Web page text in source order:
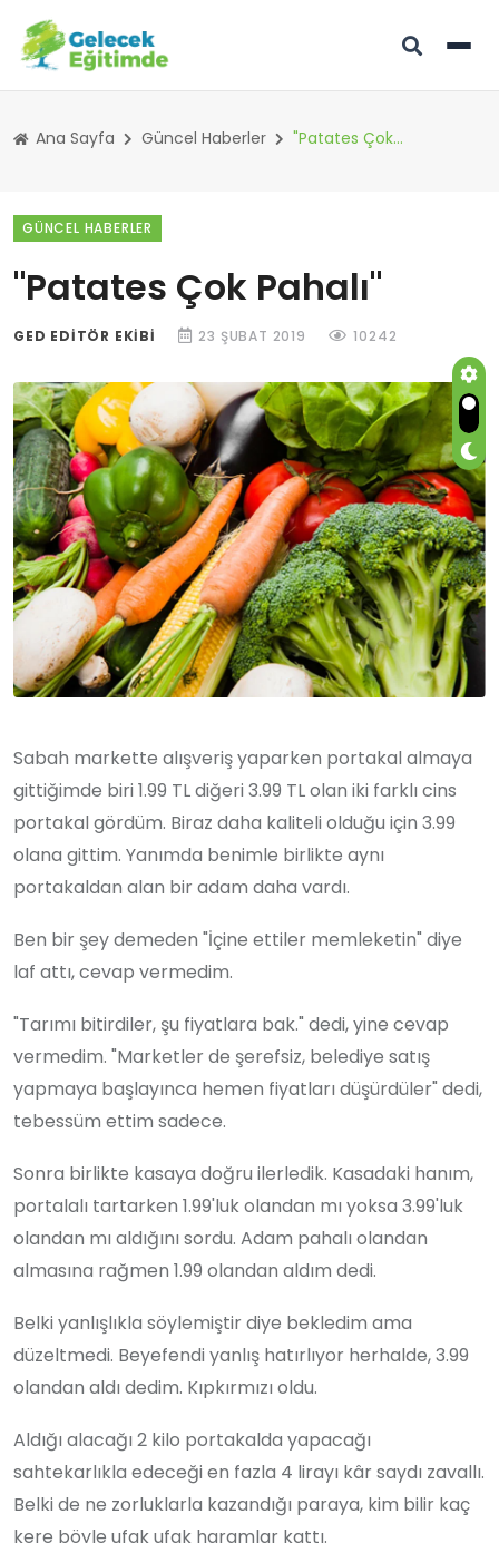
Ana Sayfa Güncel Haberler "Patates Çok Pahalı"
GÜNCEL HABERLER
"Patates Çok Pahalı"
GED EDITÖR EKIBI 23 ŞUBAT 2019 10242
Sabah markette alışveriş yaparken portakal almaya
gittiğimde biri 1.99 TL diğeri 3.99 TL olan iki farklı cins
portakal gördüm. Biraz daha kaliteli olduğu için 3.99
olana gittim. Yanımda benimle birlikte aynı
portakaldan alan bir adam daha vardı.
Ben bir şey demeden "İçine ettiler memleketin" diye
laf attı, cevap vermedim.
"Tarımı bitirdiler, şu fiyatlara bak." dedi, yine cevap
vermedim. "Marketler de şerefsiz, belediye satış
yapmaya başlayınca hemen fiyatları düşürdüler" dedi,
tebessüm ettim sadece.
Sonra birlikte kasaya doğru ilerledik. Kasadaki hanım,
portalalı tartarken 1.99'luk olandan mı yoksa 3.99'luk
olandan mı aldığını sordu. Adam pahalı olandan
almasına rağmen 1.99 olandan aldım dedi.
Belki yanlışlıkla söylemiştir diye bekledim ama
düzeltmedi. Beyefendi yanlış hatırlıyor herhalde, 3.99
olandan aldı dedim. Kıpkırmızı oldu.
Aldığı alacağı 2 kilo portakalda yapacağı
sahtekarlıkla edeceği en fazla 4 lirayı kâr saydı zavallı.
Belki de ne zorluklarla kazandığı paraya, kim bilir kaç
kere böyle ufak ufak haramlar kattı.